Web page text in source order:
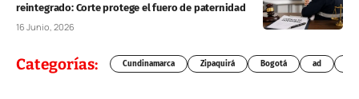
reintegrado: Corte protege el fuero de paternidad
16 Junio, 2026
Categorías: Cundinamarca Zipaquirá Bogotá ad